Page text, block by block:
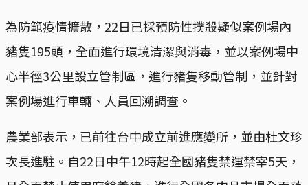
為防範疫情擴散，22日已採預防性撲殺疑似案例場內
豬隻195頭，全面進行環境清潔與消毒，並以案例場中
心半徑3公里設立管制區，進行豬隻移動管制，並針對
案例場進行車輛、人員回溯調查。
農業部表示，已前往台中成立前進應變所，並由杜文珍
次長進駐。自22日中午12時起全國豬隻禁運禁宰5天，